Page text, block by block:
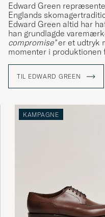
Edward Green
Englands
Edward Green altid har
han grundlagde
compromise”er et udtryk
momenter i produktionen
TIL EDWARD GREEN
KAMPAGNE